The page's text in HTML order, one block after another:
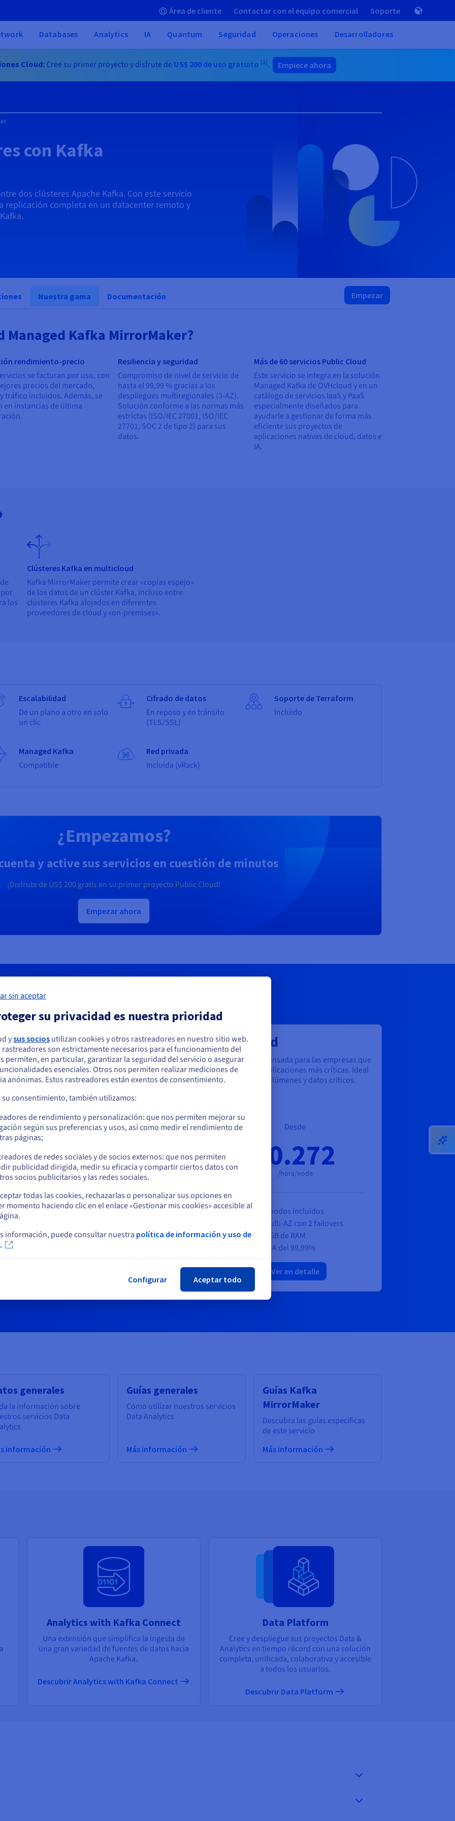
Área de cliente Contactar con el equipo comercial Soporte
Databases Analytics IA Quantum Seguridad Operaciones Desarrolladores
Cloud:Cree su primer proyecto y disfrute de US$ 200de uso gratuito [1]. Empiece ahora
con Kafka
dos clústeres Apache Kafka. Con este servicio
replicación completa en un datacenter remoto y
Nuestra gama Documentación Empezar
Managed Kafka MirrorMaker?
rendimiento-precio
se facturan por uso, con
precios del mercado,
tráfico incluidos. Además, se
en instancias de última
Resiliencia y seguridad
Compromiso de nivel de servicio de
hasta el 99,99 % gracias a los
despliegues multiregionales (3-AZ).
Solución conforme a las normas más
estrictas (ISO/IEC 27001, ISO/IEC
27701, SOC 2 de tipo 2) para sus
datos.
Más de 60 servicios Public Cloud
Este servicio se integra en la solución
Managed Kafka de OVHcloud y en un
catálogo de servicios IaaS y PaaS
especialmente diseñados para
ayudarle a gestionar de forma más
eficiente sus proyectos de
aplicaciones nativas de cloud, datos e
IA.
los
Clústeres Kafka en multicloud
Kafka MirrorMaker permite crear «copias espejo»
de los datos de un clúster Kafka, incluso entre
clústeres Kafka alojados en diferentes
proveedores de cloud y «on-premises».
Escalabilidad
De un plano a otro en solo
un clic
Managed Kafka
Compatible
Cifrado de datos
En reposo y en tránsito
(TLS/SSL)
Red privada
Incluida (vRack)
Soporte de Terraform
Incluido
¿Empezamos?
y active sus servicios en cuestión de minutos
¡Disfrute de US$ 200 gratis en su primer proyecto Public Cloud!
Empezar ahora
MirrorMaker
necesidades
Mejor precio
Producción
Una solución que ofrece funciones
críticas de disponibilidad de los entornos de
Desde
$0.1369
/hora/node
3 nodos incluidos
4 GB de RAM
Advanced
Una solución pensada para las empresas que
gestionan las aplicaciones más críticas. Ideal
para grandes volúmenes y datos críticos.
Desde
$0.272
/hora/node
6 nodos incluidos
Multi-AZ con 2 failovers
7 GB de RAM
SLA del 99,99%
Ver en detalle
generales
la información sobre
servicios Data
información
Guías generales
Cómo utilizar nuestros servicios
Data Analytics
Más información
Guías Kafka
MirrorMaker
Descubra las guías específicas
de este servicio
Más información
Analytics with Kafka Connect
Una extensión que simplifica la ingesta de
una gran variedad de fuentes de datos hacia
Apache Kafka.
Descubrir Analytics with Kafka Connect
Data Platform
Cree y despliegue sus proyectos Data &
Analytics en tiempo récord con una solución
completa, unificada, colaborativa y accesible
a todos los usuarios.
Descubrir Data Platform
que está ubicado en Estados Unidos
hacer un pedido desde Estados Unidos, deberá buscar el sitio web
y crear una cuenta.
us.ovhcloud.com/public-cloud Inglés USD - $
Permanezca en el sitio web actual
otro sitio web
sin aceptar
su privacidad es nuestra prioridad
ysus socios utilizan cookies y otros rastreadores en nuestro sitio web.
rastreadores son estrictamente necesarios para el funcionamiento del
permiten, en particular, garantizar la seguridad del servicio o asegurar
esenciales. Otros nos permiten realizar mediciones de
anónimas. Estos rastreadores están exentos de consentimiento.
su consentimiento, también utilizamos:
de rendimiento y personalización: que nos permiten mejorar su
según sus preferencias y usos, así como medir el rendimiento de
páginas;
de redes sociales y de socios externos: que nos permiten
publicidad dirigida, medir su eficacia y compartir ciertos datos con
socios publicitarios y las redes sociales.
todas las cookies, rechazarlas o personalizar sus opciones en
momento haciendo clic en el enlace «Gestionar mis cookies» accesible al
información, puede consultar nuestra política de información y uso de
Configurar Aceptar todo